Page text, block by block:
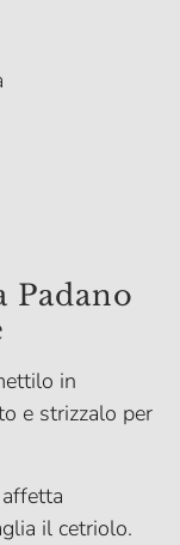
Padano
in
e strizzalo per
il cetriolo.